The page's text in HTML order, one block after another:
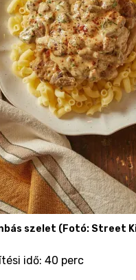
szelet (Fotó: Street
idő: 40 perc